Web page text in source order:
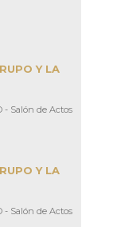
Y LA
- Salón de Actos
Y LA
- Salón de Actos